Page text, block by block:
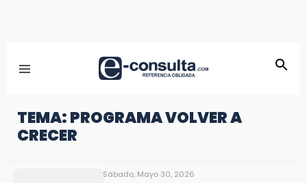
TEMA: PROGRAMA VOLVER A
CRECER
Sábado, Mayo 30, 2026